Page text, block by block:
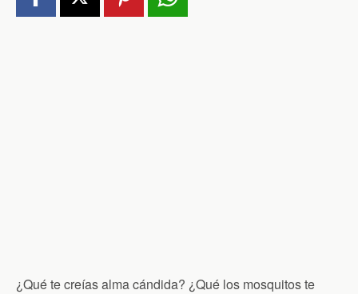
¿Qué te creías alma cándida? ¿Qué los mosquitos te